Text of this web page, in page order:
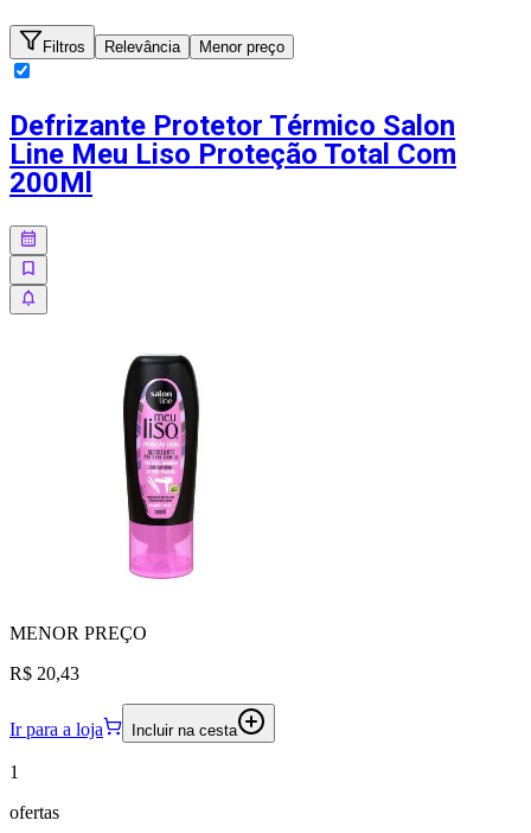
Filtros Relevância Menor preço
Defrizante Protetor Térmico Salon
Line Meu Liso Proteção Total Com
200Ml
MENOR PREÇO
R$ 20,43
Ir para a loja Incluir na cesta
1
ofertas